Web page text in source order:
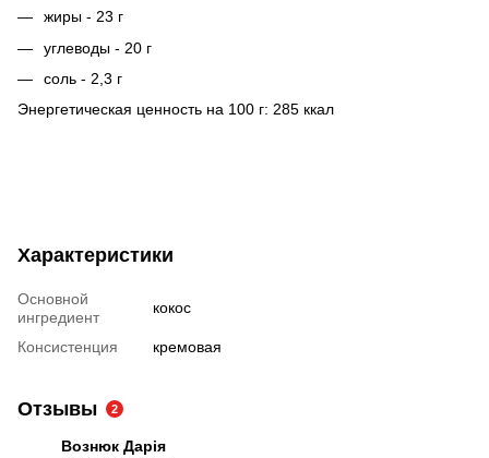
жиры - 23 г
углеводы - 20 г
соль - 2,3 г
Энергетическая ценность на 100 г: 285 ккал
Характеристики
Основной
ингредиент
кокос
Консистенция кремовая
Отзывы 2
Вознюк Дарія